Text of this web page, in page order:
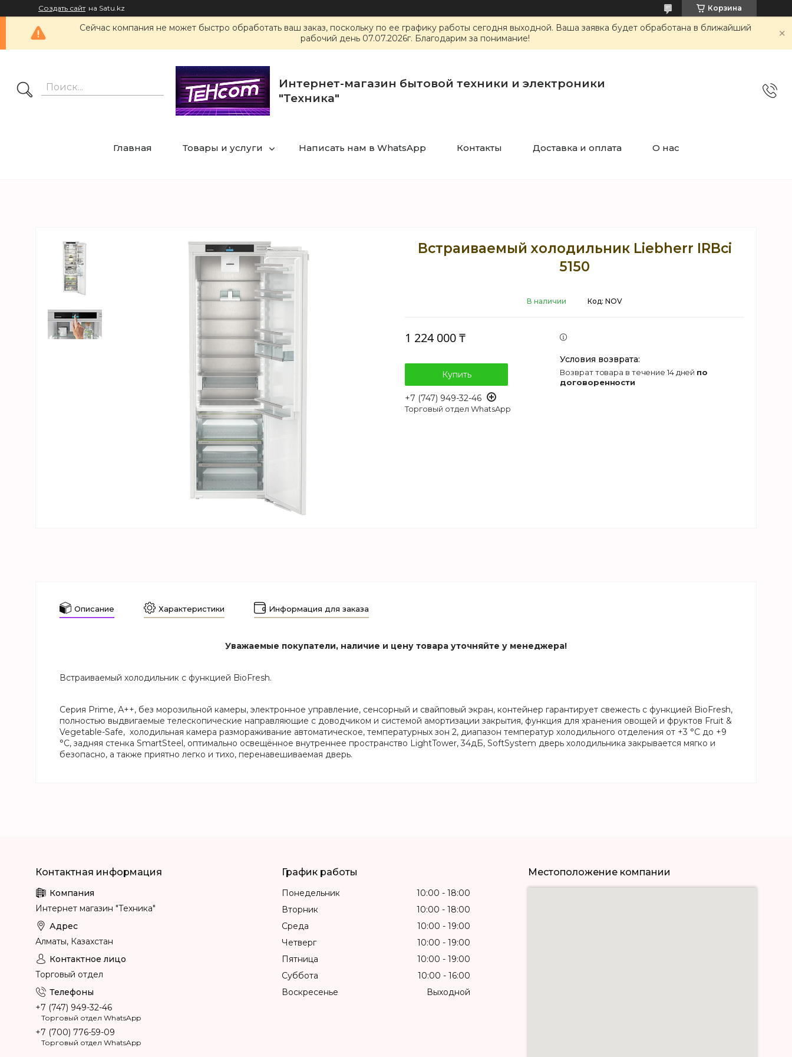
Создать сайт на Satu.kz Корзина
Сейчас компания не может быстро обработать ваш заказ, поскольку по ее графику работы сегодня выходной. Ваша заявка будет обработана в ближайший
рабочий день 07.07.2026г. Благодарим за понимание!
Интернет-магазин бытовой техники и электроники
"Техника"
Главная Товары и услуги Написать нам в WhatsApp Контакты Доставка и оплата О нас
Встраиваемый холодильник Liebherr IRBci
5150
В наличии Код: NOV
1 224 000 ₸
Купить
+7 (747) 949-32-46
Торговый отдел WhatsApp
возврат товара в течение 14 дней по
договоренности
Описание Характеристики Информация для заказа
Уважаемые покупатели, наличие и цену товара уточняйте у менеджера!
Встраиваемый холодильник с функцией BioFresh.
Серия Prime, А++, без морозильной камеры, электронное управление, сенсорный и свайповый экран, контейнер гарантирует свежесть с функцией BioFresh,
полностью выдвигаемые телескопические направляющие с доводчиком и системой амортизации закрытия, функция для хранения овощей и фруктов Fruit &
Vegetable-Safe, холодильная камера размораживание автоматическое, температурных зон 2, диапазон температур холодильного отделения от +3 °C до +9
°C, задняя стенка SmartSteel, оптимально освещённое внутреннее пространство LightTower, 34дБ, SoftSystem дверь холодильника закрывается мягко и
безопасно, а также приятно легко и тихо, перенавешиваемая дверь.
Интернет магазин "Техника"
Алматы, Казахстан
Торговый отдел
+7 (747) 949-32-46
Торговый отдел WhatsApp
+7 (700) 776-59-09
Торговый отдел WhatsApp
График работы
Понедельник 10:00
18:00
Вторник
10:00
18:00
Среда
10:00
19:00
Четверг
10:00
19:00
Пятница
10:00
19:00
Суббота
10:00
16:00
Воскресенье
Выходной
Местоположение компании